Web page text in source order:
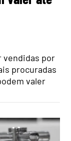
vendidas por
procuradas
valer